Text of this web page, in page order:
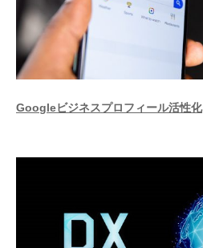
Googleビジネスプロフィール活性化